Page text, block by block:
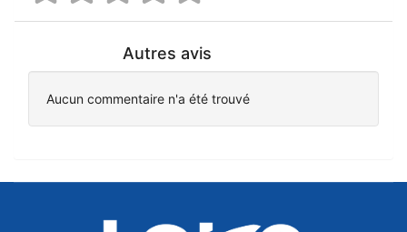
Autres avis
Aucun commentaire n'a été trouvé